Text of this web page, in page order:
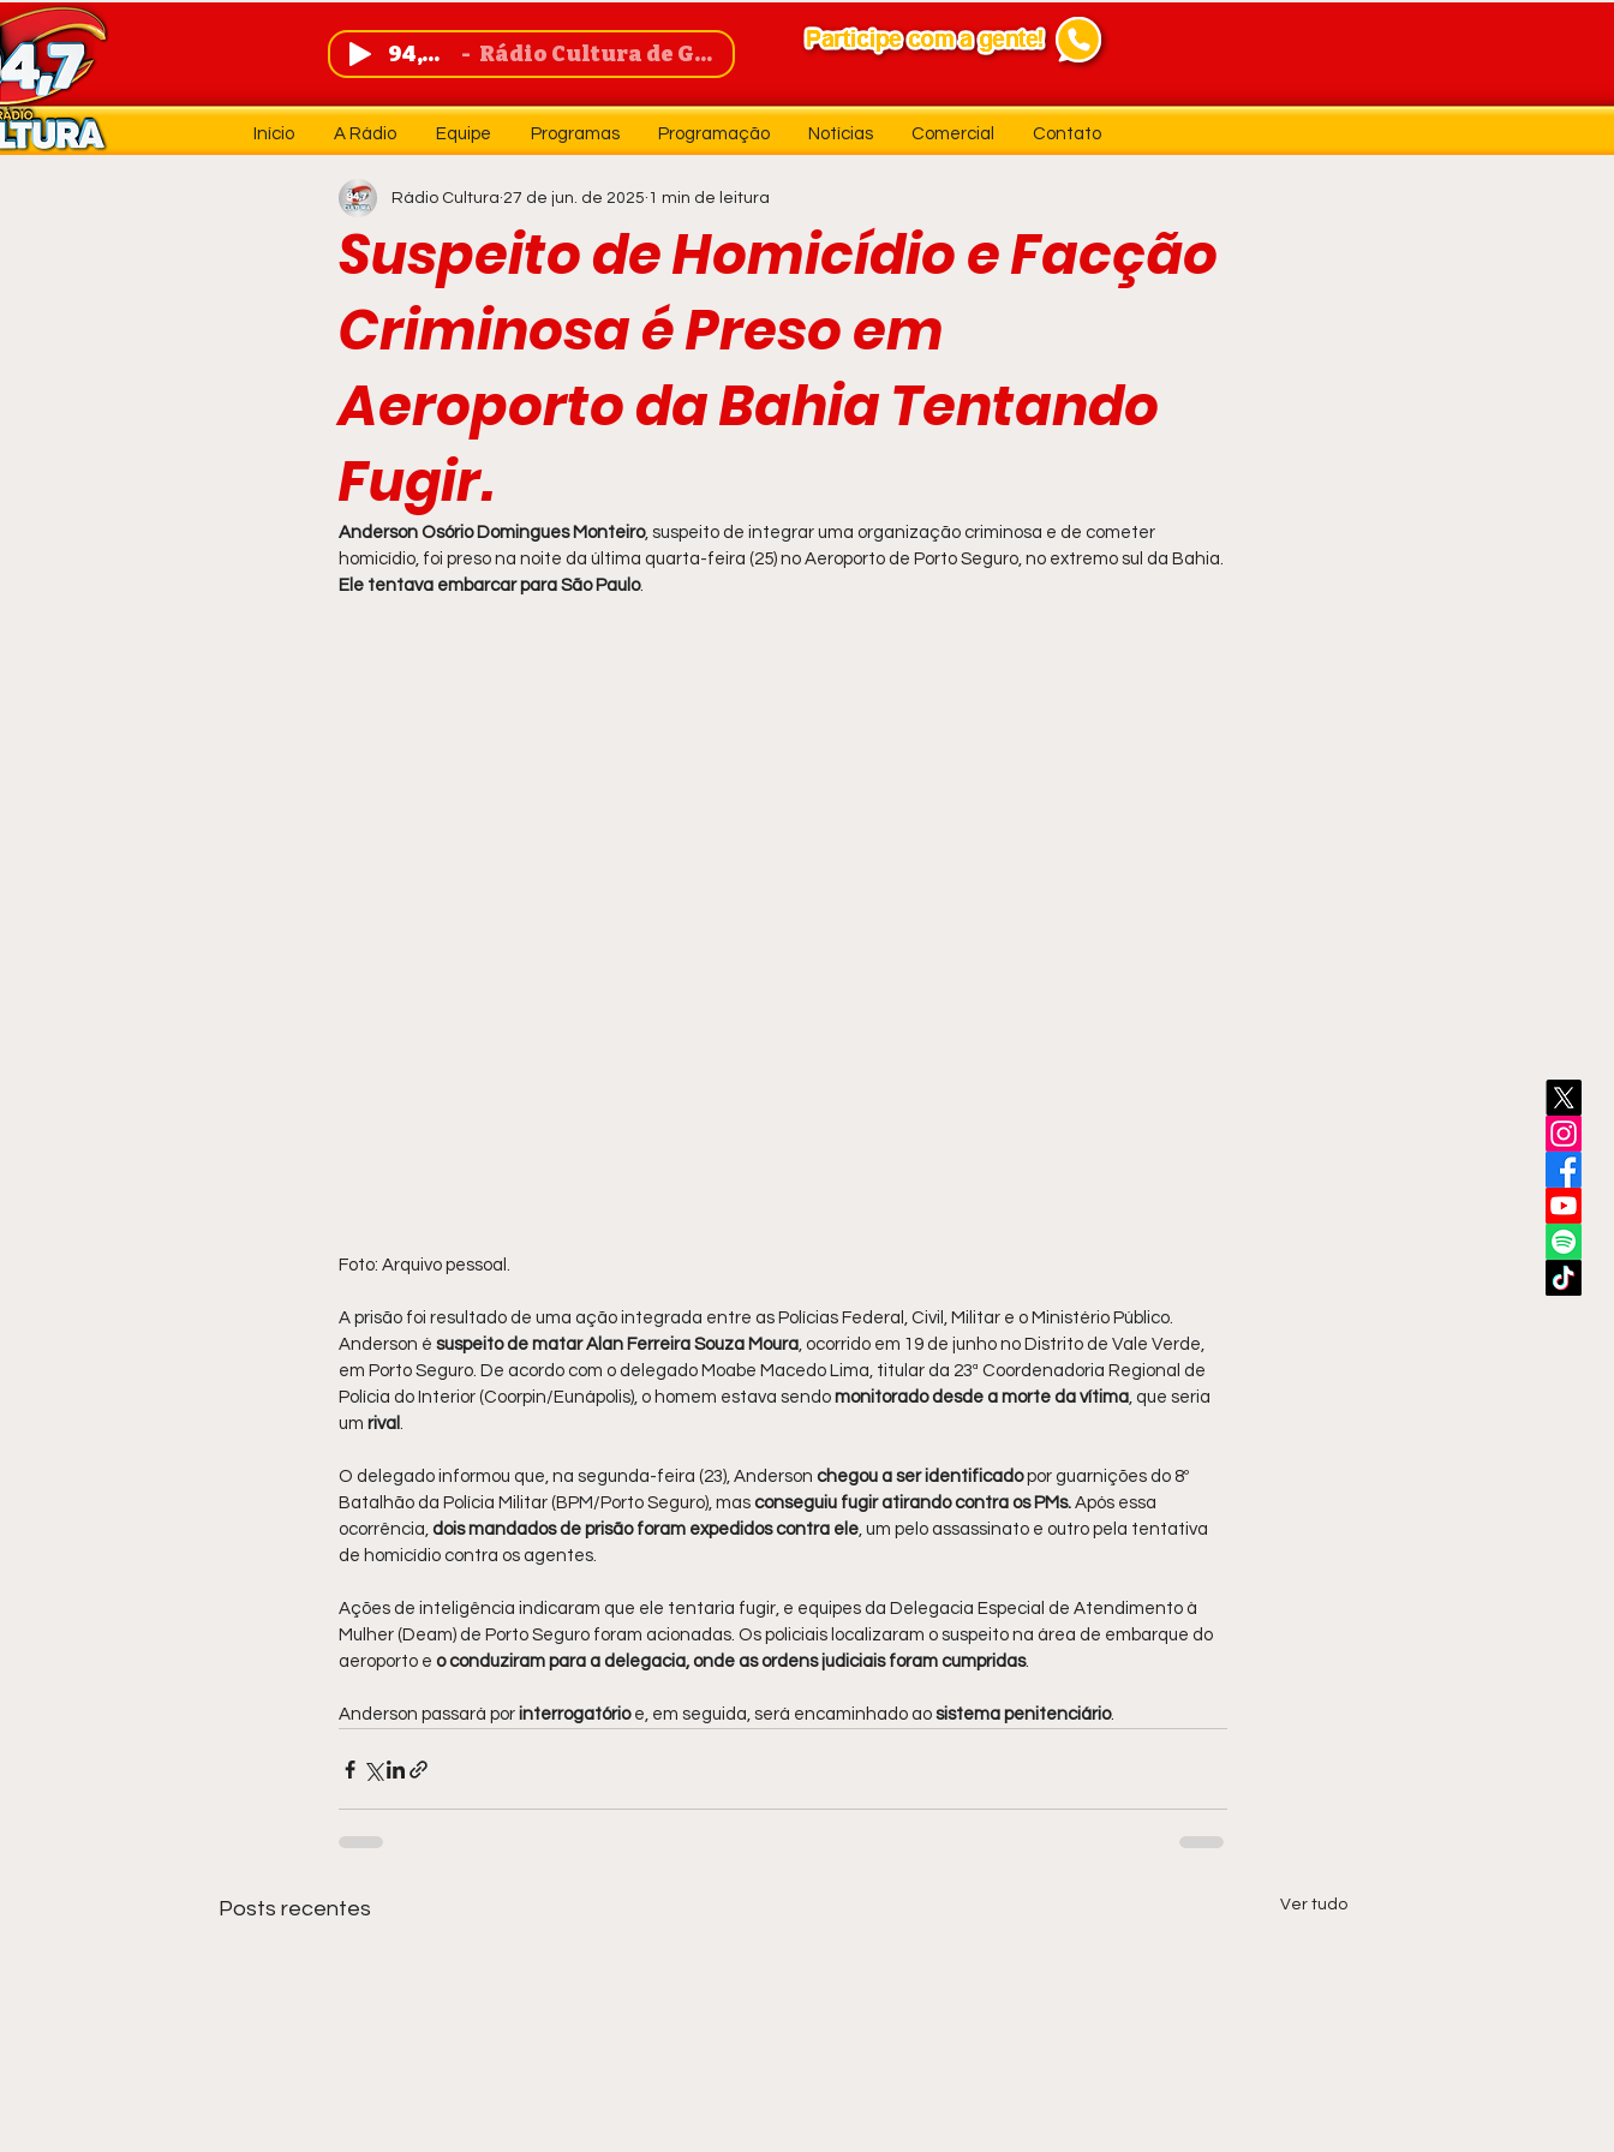
94,7 FM Rádio Cultura de Guanambi
Início A Rádio Equipe Programas Programação Notícias Comercial Contato
Suspeito de Homicídio e Facção
Criminosa é Preso em
Aeroporto da Bahia Tentando
Fugir.
Rádio Cultura 27 de jun. de 2025 1 min de leitura
Anderson Osório Domingues Monteiro, suspeito de integrar uma organização criminosa e de cometer
homicídio, foi preso na noite da última quarta-feira (25) no Aeroporto de Porto Seguro, no extremo sul da Bahia.
Ele tentava embarcar para São Paulo.
Foto: Arquivo pessoal.
A prisão foi resultado de uma ação integrada entre as Polícias Federal, Civil, Militar e o Ministério Público.
Anderson é suspeito de matar Alan Ferreira Souza Moura, ocorrido em 19 de junho no Distrito de Vale Verde,
em Porto Seguro. De acordo com o delegado Moabe Macedo Lima, titular da 23ª Coordenadoria Regional de
Polícia do Interior (Coorpin/Eunápolis), o homem estava sendo monitorado desde a morte da vítima, que seria
um rival .
O delegado informou que, na segunda-feira (23), Anderson chegou a ser identificado por guarnições do 8º
Batalhão da Polícia Militar (BPM/Porto Seguro), mas conseguiu fugir atirando contra os PMs. Após essa
ocorrência, dois mandados de prisão foram expedidos contra ele, um pelo assassinato e outro pela tentativa
de homicídio contra os agentes.
Ações de inteligência indicaram que ele tentaria fugir, e equipes da Delegacia Especial de Atendimento à
Mulher (Deam) de Porto Seguro foram acionadas. Os policiais localizaram o suspeito na área de embarque do
aeroporto e o conduziram para a delegacia, onde as ordens judiciais foram cumpridas.
Anderson passará por interrogatório e, em seguida, será encaminhado ao sistema penitenciário.
Posts recentes Ver tudo